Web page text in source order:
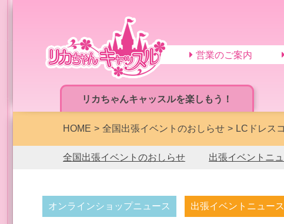
リカちゃんキャッスルを楽しもう！
営業のご案内
HOME 全国出張イベントのおしらせ LCドレス
全国出張イベントのおしらせ 出張イベントニ
オンラインショップニュース 出張イベントニュース